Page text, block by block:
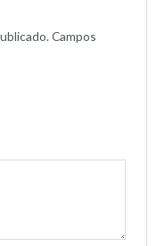
Campos